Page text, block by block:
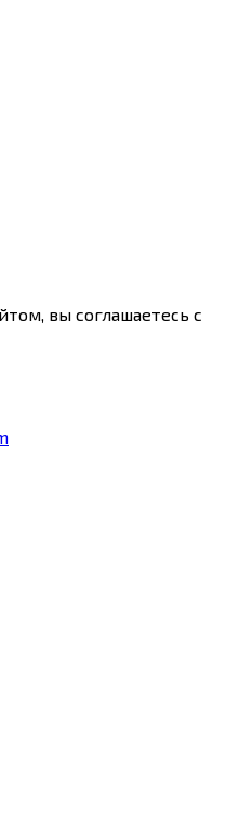
вы соглашаетесь с